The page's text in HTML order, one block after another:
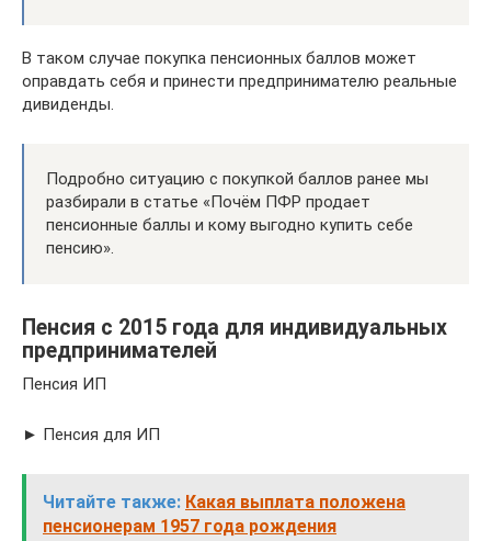
В таком случае покупка пенсионных баллов может
оправдать себя и принести предпринимателю реальные
дивиденды.
Подробно ситуацию с покупкой баллов ранее мы
разбирали в статье «Почём ПФР продает
пенсионные баллы и кому выгодно купить себе
пенсию».
Пенсия с 2015 года для индивидуальных
предпринимателей
Пенсия ИП
► Пенсия для ИП
Читайте также: Какая выплата положена
пенсионерам 1957 года рождения